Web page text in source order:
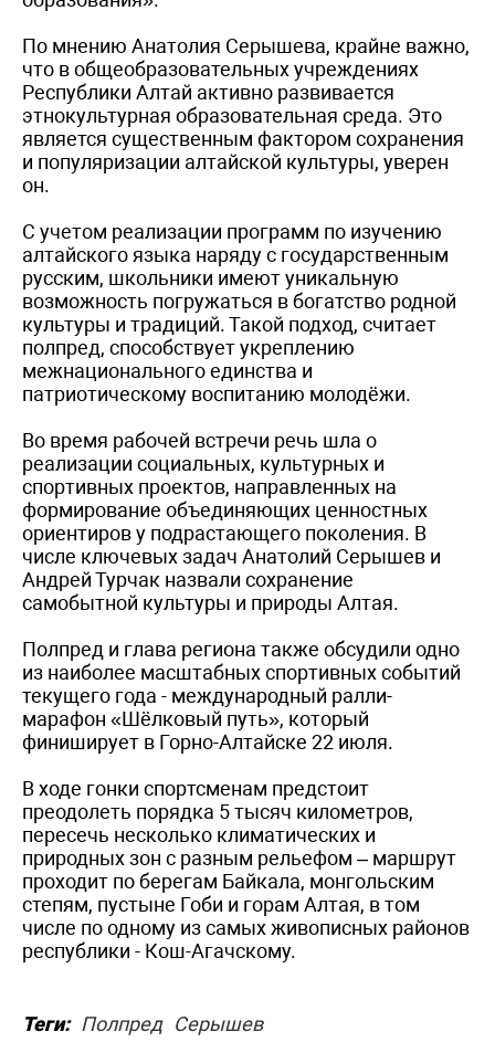
По мнению Анатолия Серышева, крайне важно,
что в общеобразовательных учреждениях
Республики Алтай активно развивается
этнокультурная образовательная среда. Это
является существенным фактором сохранения
и популяризации алтайской культуры, уверен
он.
С учетом реализации программ по изучению
алтайского языка наряду с государственным
русским, школьники имеют уникальную
возможность погружаться в богатство родной
культуры и традиций. Такой подход, считает
полпред, способствует укреплению
межнационального единства и
патриотическому воспитанию молодёжи.
Во время рабочей встречи речь шла о
реализации социальных, культурных и
спортивных проектов, направленных на
формирование объединяющих ценностных
ориентиров у подрастающего поколения. В
числе ключевых задач Анатолий Серышев и
Андрей Турчак назвали сохранение
самобытной культуры и природы Алтая.
Полпред и глава региона также обсудили одно
из наиболее масштабных спортивных событий
текущего года - международный ралли-
марафон «Шёлковый путь», который
финиширует в Горно-Алтайске 22 июля.
В ходе гонки спортсменам предстоит
преодолеть порядка 5 тысяч километров,
пересечь несколько климатических и
природных зон с разным рельефом – маршрут
проходит по берегам Байкала, монгольским
степям, пустыне Гоби и горам Алтая, в том
числе по одному из самых живописных районов
республики - Кош-Агачскому.
Теги: Полпред Серышев